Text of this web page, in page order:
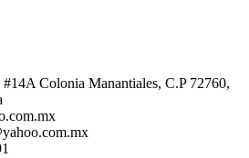
#14A Colonia Manantiales, C.P 72760,